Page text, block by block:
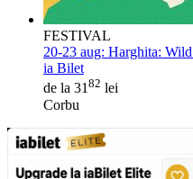
FESTIVAL
20-23 aug: Harghita:
ia Bilet
de la 3182 lei
Corbu